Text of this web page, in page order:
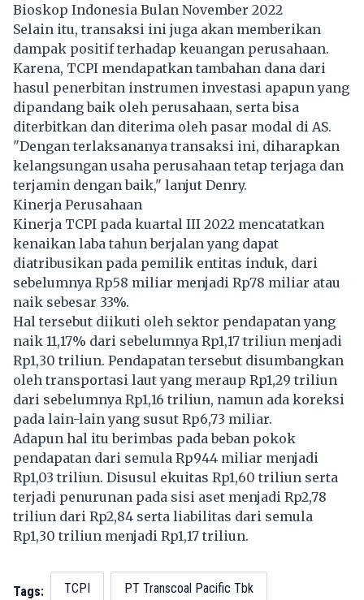
Bioskop Indonesia Bulan November 2022
Selain itu, transaksi ini juga akan memberikan
dampak positif terhadap keuangan perusahaan.
Karena, TCPI mendapatkan tambahan dana dari
hasul penerbitan instrumen investasi apapun yang
dipandang baik oleh perusahaan, serta bisa
diterbitkan dan diterima oleh pasar modal di AS.
"Dengan terlaksananya transaksi ini, diharapkan
kelangsungan usaha perusahaan tetap terjaga dan
terjamin dengan baik," lanjut Denry.
Kinerja Perusahaan
Kinerja TCPI pada kuartal III 2022 mencatatkan
kenaikan laba tahun berjalan yang dapat
diatribusikan pada pemilik entitas induk, dari
sebelumnya Rp58 miliar menjadi Rp78 miliar atau
naik sebesar 33%.
Hal tersebut diikuti oleh sektor pendapatan yang
naik 11,17% dari sebelumnya Rp1,17 triliun menjadi
Rp1,30 triliun. Pendapatan tersebut disumbangkan
oleh transportasi laut yang meraup Rp1,29 triliun
dari sebelumnya Rp1,16 triliun, namun ada koreksi
pada lain-lain yang susut Rp6,73 miliar.
Adapun hal itu berimbas pada beban pokok
pendapatan dari semula Rp944 miliar menjadi
Rp1,03 triliun. Disusul ekuitas Rp1,60 triliun serta
terjadi penurunan pada sisi aset menjadi Rp2,78
triliun dari Rp2,84 serta liabilitas dari semula
Rp1,30 triliun menjadi Rp1,17 triliun.
Tags: TCPI PT Transcoal Pacific Tbk